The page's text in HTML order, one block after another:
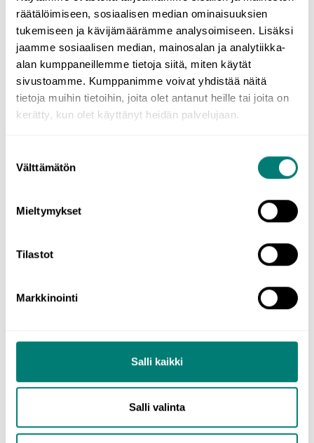
räätälöimiseen, sosiaalisen median ominaisuuksien
tukemiseen ja kävijämäärämme analysoimiseen. Lisäksi
jaamme sosiaalisen median, mainosalan ja analytiikka-
alan kumppaneillemme tietoja siitä, miten käytät
sivustoamme. Kumppanimme voivat yhdistää näitä
tietoja muihin tietoihin, joita olet antanut heille tai joita on
kerätty, kun olet käyttänyt heidän palvelujaan.
valinta
Välttämätön
Mieltymykset
Tilastot
Markkinointi
Salli kaikki
Salli valinta
WordDiven abikurssin mainoksia on (Required)
Oppimateriaali
Kuinka sopivaa oppimateriaali oli sinulle? (Required)
Mitä pitäisi parantaa tai lisätä?